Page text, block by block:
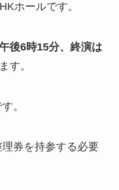
ホールです。
後6時15分、終演は
す。
。
券を持参する必要